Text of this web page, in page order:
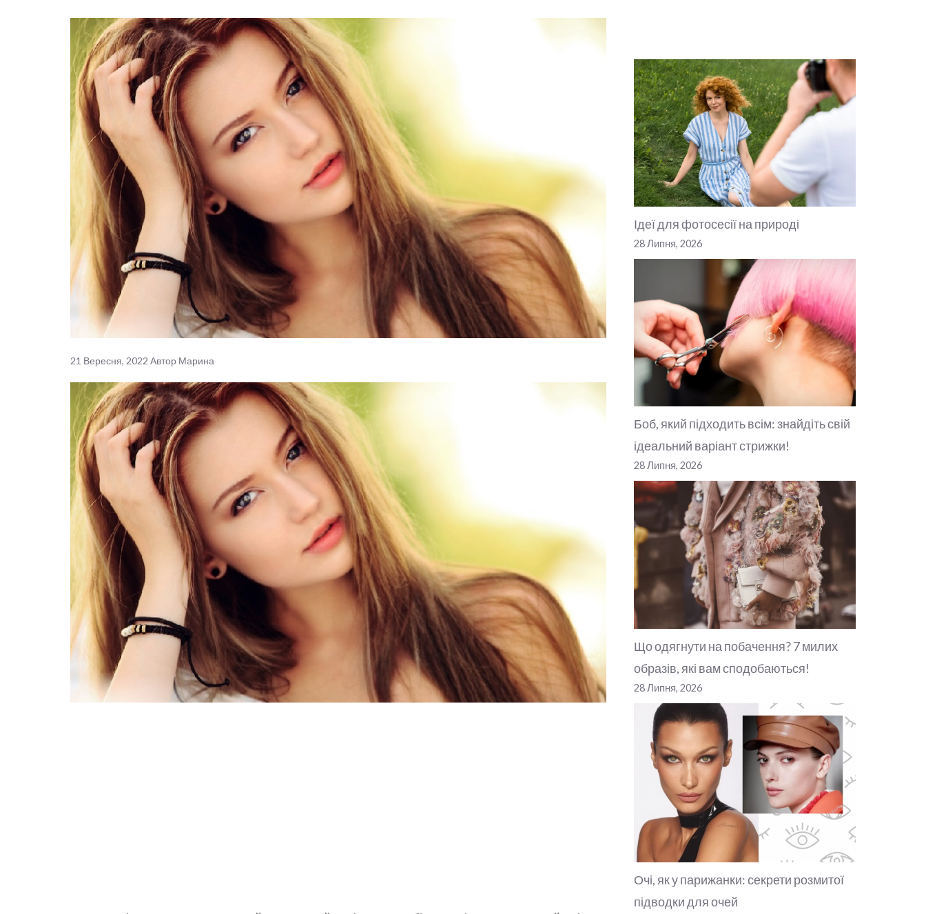
21 Вересня, 2022 Автор Марина
Ідеї для фотосесії на природі
28 Липня, 2026
Боб, який підходить всім: знайдіть свій
ідеальний варіант стрижки!
28 Липня, 2026
Що одягнути на побачення? 7 милих
образів, які вам сподобаються!
28 Липня, 2026
Очі, як у парижанки: секрети розмитої
підводки для очей